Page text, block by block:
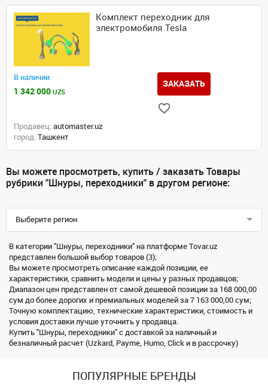
Комплект переходник для
электромобиля Tesla
В наличии
1 342 000 UZS
ЗАКАЗАТЬ
Продавец: automaster.uz
город: Ташкент
Вы можете просмотреть, купить / заказать Товары
рубрики "Шнуры, переходники" в другом регионе:
Выберите регион
В категории "Шнуры, переходники" на платформе Tovar.uz
представлен большой выбор товаров (3);
Вы можете просмотреть описание каждой позиции, ее
характеристики, сравнить модели и цены у разных продавцов;
Диапазон цен представлен от самой дешевой позиции за 168 000,00
сум до более дорогих и премиальных моделей за 7 163 000,00 сум;
Точную комплектацию, технические характеристики, стоимость и
условия доставки лучше уточнить у продавца.
Купить "Шнуры, переходники" с доставкой за наличный и
безналичный расчет (Uzkard, Payme, Humo, Click и в рассрочку)
ПОПУЛЯРНЫЕ БРЕНДЫ